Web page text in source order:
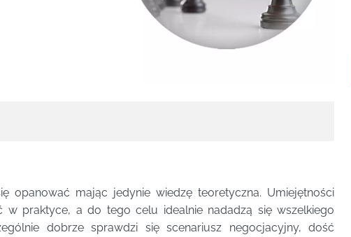
opanować mając jedynie wiedzę teoretyczna. Umiejętności
w praktyce, a do tego celu idealnie nadadzą się wszelkiego
dobrze sprawdzi się scenariusz negocjacyjny, dość